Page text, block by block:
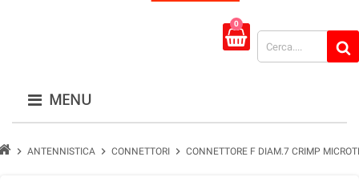
0
MENU
chevron_right ANTENNISTICA chevron_right CONNETTORI chevron_right CONNETTORE F DIAM.7 CRIMP